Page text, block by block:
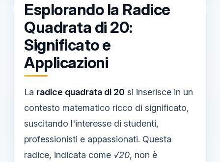
Esplorando la Radice
Quadrata di 20:
Significato e
Applicazioni
La radice quadrata di 20 si inserisce in un
contesto matematico ricco di significato,
suscitando l'interesse di studenti,
professionisti e appassionati. Questa
radice, indicata come √20, non è